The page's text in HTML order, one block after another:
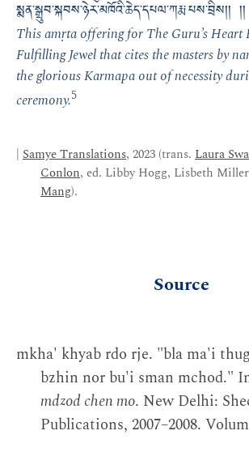
སྨན་སྒྲུབ་སྐབས་ཉེར་མཁོའི་ཆེད་དཔལ་ཀརྨ་པས་བྲིས།། །།
This amṛta offering for The Guru’s Heart
Fulfilling Jewel that cites the masters by
the glorious Karmapa out of necessity
ceremony.5
| Samye Translations, 2023 (trans. Laura
Conlon, ed. Libby Hogg, Lisbeth
Mang).
Source
mkha' khyab rdo rje. "bla ma'i
bzhin nor bu'i sman mchod."
mdzod chen mo. New Delhi:
Publications, 2007–2008.